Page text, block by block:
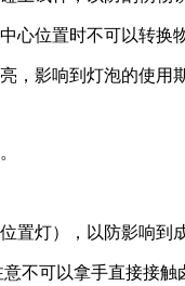
位置时不可以转换物
影响到灯泡的使用期
灯），以防影响到成
可以拿手直接接触